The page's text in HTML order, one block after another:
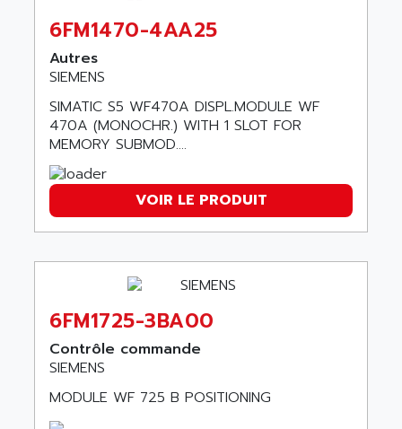
SERVVODYN
SERVODYN
LTD12
MDLA
MDLS
ACM
SERVOSTAR
AC FEED MOTOR
SIMODRIVE 611
TSX MOMENTUM
ADISCOM
ADITEC
ADL
ADL EUROTECH
ADLEE POWERTRONIC
ADLINK
ADLINK TECHNOLOGY
ADM ELECTRONIC
ADMV
ADN
ADN PESAGE
ADTECH POWER INC
ADVANCE
ADVANCE HIVOLT
6FM1470-4AA25
Autres
SIEMENS
SIMATIC S5 WF470A DISPL.MODULE WF
470A (MONOCHR.) WITH 1 SLOT FOR
MEMORY SUBMOD....
VOIR LE PRODUIT
6FM1725-3BA00
Contrôle commande
SIEMENS
MODULE WF 725 B POSITIONING